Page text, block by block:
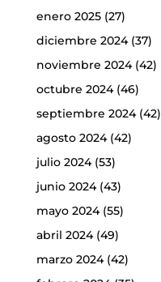
enero 2025(27)
diciembre 2024(37)
noviembre 2024(42)
octubre 2024(46)
septiembre 2024(42)
agosto 2024(42)
julio 2024(53)
junio 2024(43)
mayo 2024(55)
abril 2024(49)
marzo 2024(42)